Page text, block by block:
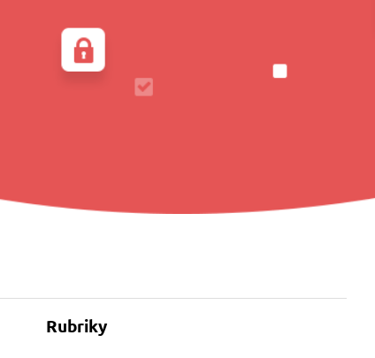
Rubriky